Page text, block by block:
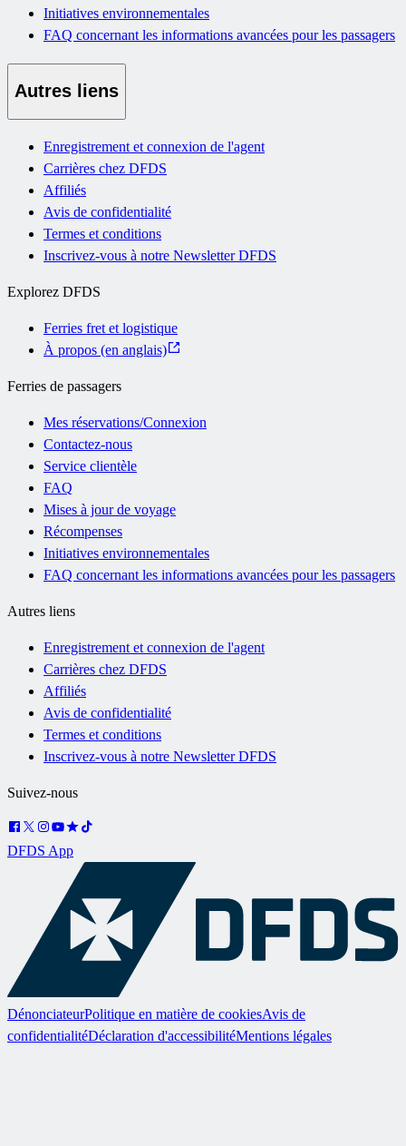
Initiatives environnementales
FAQ concernant les informations avancées pour les passagers
Autres liens
Enregistrement et connexion de l'agent
Carrières chez DFDS
Affiliés
Avis de confidentialité
Termes et conditions
Inscrivez-vous à notre Newsletter DFDS
Explorez DFDS
Ferries fret et logistique
À propos (en anglais)
Ferries de passagers
Mes réservations/Connexion
Contactez-nous
Service clientèle
FAQ
Mises à jour de voyage
Récompenses
Initiatives environnementales
FAQ concernant les informations avancées pour les passagers
Autres liens
Enregistrement et connexion de l'agent
Carrières chez DFDS
Affiliés
Avis de confidentialité
Termes et conditions
Inscrivez-vous à notre Newsletter DFDS
Suivez-nous
DFDS App
DénonciateurPolitique en matière de cookiesAvis de
confidentialitéDéclaration d'accessibilitéMentions légales